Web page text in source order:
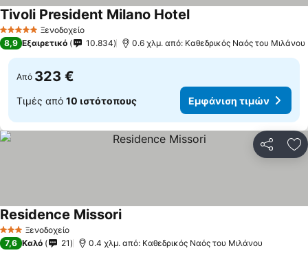
5 Αστέρια Ξενοδοχείο
Tivoli President Milano Hotel
8,9 Εξαιρετικό 10.834 0.6 χλμ. από: Καθεδρικός Ναός του Μιλάνου
Από 323 €
Τιμές από 10 ιστότοπους Εμφάνιση τιμών
3 ΑστέριαΞενοδοχείο
Residence Missori
7,6 Καλό 21 0.4 χλμ. από: Καθεδρικός Ναός του Μιλάνου